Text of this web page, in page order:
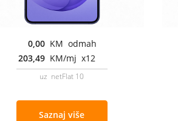
0,00 KM odmah
203,49 KM/mj x12
uz netFlat 10
Saznaj više